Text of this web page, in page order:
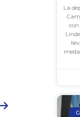
La
con